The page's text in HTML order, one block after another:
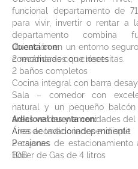
funcional departamento de
para vivir, invertir o rentar a
departamento combina
ubicación en un entorno
comodidades que necesitas.
Cuenta con:
2 recámaras con clósets
2 baños completos
Cocina integral con barra
Sala – comedor con
natural y un pequeño
áreas verdes y amenidades
Área de lavado independiente
2 cajones de estacionamiento
10B
Adicional cuenta con:
Aires acondicionados minisplit
Persianas
Boiler de Gas de 4 litros